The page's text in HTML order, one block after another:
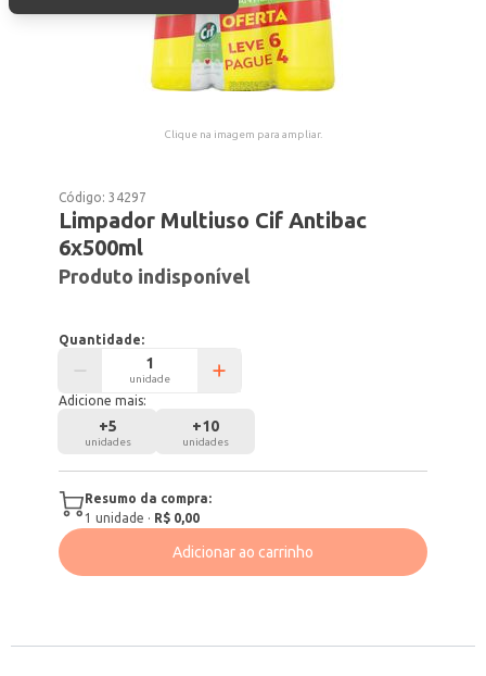
Clique na imagem para ampliar.
Código:34297
Limpador Multiuso Cif Antibac
6x500ml
Produto indisponível
Quantidade:
unidade
Adicione mais:
+5
unidades
+10
unidades
Resumo da compra:
1 unidade · R$ 0,00
Adicionar ao carrinho